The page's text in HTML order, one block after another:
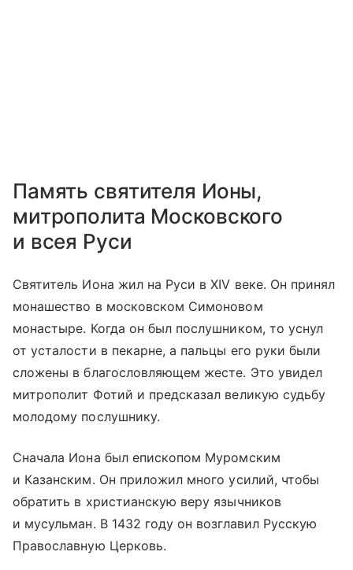
Память святителя Ионы,
митрополита Московского
и всея Руси
Святитель Иона жил на Руси в XIV веке. Он принял
монашество в московском Симоновом
монастыре. Когда он был послушником, то уснул
от усталости в пекарне, а пальцы его руки были
сложены в благословляющем жесте. Это увидел
митрополит Фотий и предсказал великую судьбу
молодому послушнику.
Сначала Иона был епископом Муромским
и Казанским. Он приложил много усилий, чтобы
обратить в христианскую веру язычников
и мусульман. В 1432 году он возглавил Русскую
Православную Церковь.